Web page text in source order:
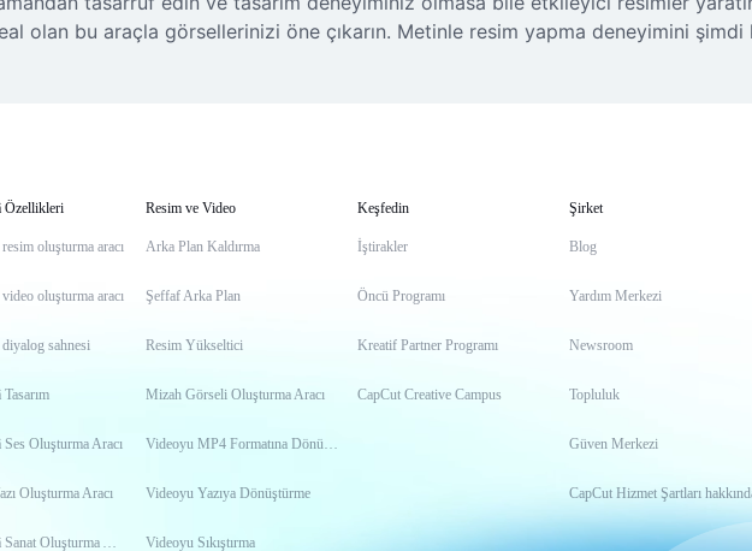
olan bu araçla görsellerinizi öne çıkarın. Metinle resim yapma deneyimini
Özellikleri
oluşturma aracı
oluşturma aracı
sahnesi
Ses Oluşturma Aracı
Oluşturma Aracı
Yapay Zekâ Sanat Oluşturma Aracı
Resim ve Video
Arka Plan Kaldırma
Şeffaf Arka Plan
Resim Yükseltici
Mizah Görseli Oluşturma Aracı
Videoyu MP4 Formatına Dönüştürme
Videoyu Yazıya Dönüştürme
Videoyu Sıkıştırma
Keşfedin
İştirakler
Öncü Programı
Kreatif Partner Programı
CapCut Creative Campus
Şirket
Blog
Yardım Merkezi
Newsroom
Topluluk
Güven Merkezi
CapCut Hizmet Şartları